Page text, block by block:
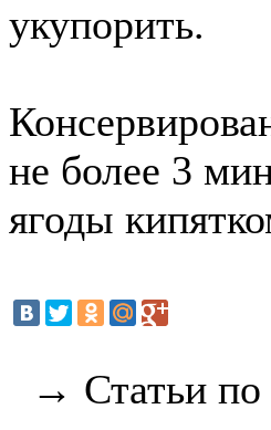
укупорить.
не более 3
ягоды
→ Статьи по